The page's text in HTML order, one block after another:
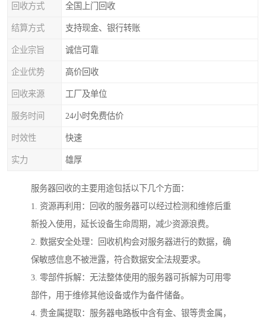
回收方式 全国上门回收
结算方式 支持现金、银行转账
企业宗旨 诚信可靠
企业优势 高价回收
回收来源 工厂及单位
服务时间 24小时免费估价
时效性 快速
实力 雄厚
服务器回收的主要用途包括以下几个方面：
1. 资源再利用：回收的服务器可以经过检测和维修后重
新投入使用，延长设备生命周期，减少资源浪费。
2. 数据安全处理：回收机构会对服务器进行的数据，确
保敏感信息不被泄露，符合数据安全法规要求。
3. 零部件拆解：无法整体使用的服务器可拆解为可用零
部件，用于维修其他设备或作为备件储备。
4. 贵金属提取：服务器电路板中含有金、银等贵金属，